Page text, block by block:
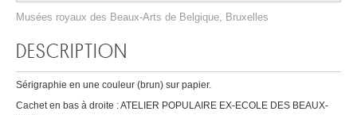
Musées royaux des Beaux-Arts de Belgique, Bruxelles
DESCRIPTION
Sérigraphie en une couleur (brun) sur papier.
Cachet en bas à droite : ATELIER POPULAIRE EX-ECOLE DES BEAUX-